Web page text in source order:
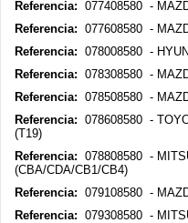
Referencia: 077408580 -
Referencia: 077608580 -
Referencia: 078008580 -
Referencia: 078308580 -
Referencia: 078508580 -
Referencia: 078608580 -
(T19)
Referencia: 078808580 -
(CBA/CDA/CB1/CB4)
Referencia: 079108580 -
Referencia: 079308580 -